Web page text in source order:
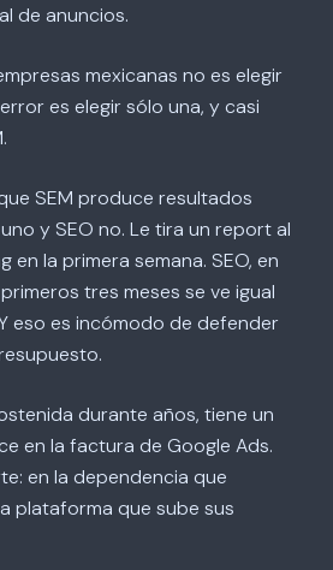
de anuncios.
mexicanas no es elegir
es elegir sólo una, y casi
SEM produce resultados
y SEO no. Le tira un report al
en la primera semana. SEO, en
tres meses se ve igual
eso es incómodo de defender
durante años, tiene un
en la factura de Google Ads.
en la dependencia que
plataforma que sube sus